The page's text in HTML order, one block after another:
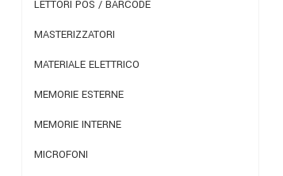
LETTORI POS / BARCODE
MASTERIZZATORI
MATERIALE ELETTRICO
MEMORIE ESTERNE
MEMORIE INTERNE
MICROFONI